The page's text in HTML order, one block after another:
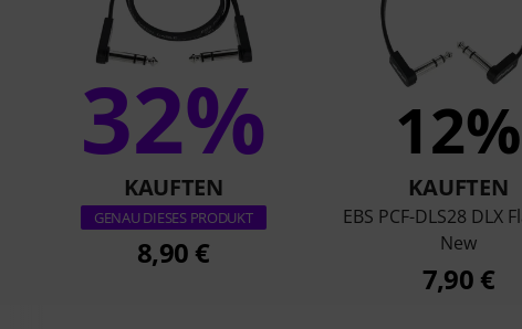
32%
KAUFTEN
GENAU DIESES PRODUKT
8,90 €
12%
KAUFTEN
EBS PCF-DLS28 DLX
New
7,90 €